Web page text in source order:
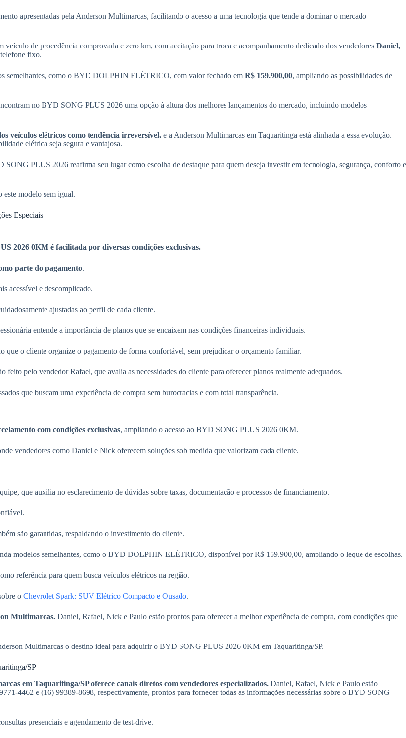
apresentadas pela Anderson Multimarcas, facilitando o acesso a uma tecnologia que tende a dominar o mercado
de procedência comprovada e zero km, com aceitação para troca e acompanhamento dedicado dos vendedores Daniel,
fixo.
semelhantes, como o BYD DOLPHIN ELÉTRICO, com valor fechado em R$ 159.900,00, ampliando as possibilidades de
no BYD SONG PLUS 2026 uma opção à altura dos melhores lançamentos do mercado, incluindo modelos
veículos elétricos como tendência irreversível, e a Anderson Multimarcas em Taquaritinga está alinhada a essa evolução,
elétrica seja segura e vantajosa.
SONG PLUS 2026 reafirma seu lugar como escolha de destaque para quem deseja investir em tecnologia, segurança, conforto e
este modelo sem igual.
Especiais
2026 0KM é facilitada por diversas condições exclusivas.
parte do pagamento.
acessível e descomplicado.
ajustadas ao perfil de cada cliente.
entende a importância de planos que se encaixem nas condições financeiras individuais.
o cliente organize o pagamento de forma confortável, sem prejudicar o orçamento familiar.
pelo vendedor Rafael, que avalia as necessidades do cliente para oferecer planos realmente adequados.
que buscam uma experiência de compra sem burocracias e com total transparência.
com condições exclusivas, ampliando o acesso ao BYD SONG PLUS 2026 0KM.
vendedores como Daniel e Nick oferecem soluções sob medida que valorizam cada cliente.
que auxilia no esclarecimento de dúvidas sobre taxas, documentação e processos de financiamento.
são garantidas, respaldando o investimento do cliente.
modelos semelhantes, como o BYD DOLPHIN ELÉTRICO, disponível por R$ 159.900,00, ampliando o leque de escolhas.
referência para quem busca veículos elétricos na região.
o Chevrolet Spark: SUV Elétrico Compacto e Ousado.
Multimarcas. Daniel, Rafael, Nick e Paulo estão prontos para oferecer a melhor experiência de compra, com condições que
Multimarcas o destino ideal para adquirir o BYD SONG PLUS 2026 0KM em Taquaritinga/SP.
SP
em Taquaritinga/SP oferece canais diretos com vendedores especializados. Daniel, Rafael, Nick e Paulo estão
4462 e (16) 99389-8698, respectivamente, prontos para fornecer todas as informações necessárias sobre o BYD SONG
presenciais e agendamento de test-drive.